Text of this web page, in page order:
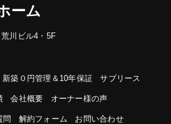
ーム
川ビル4・5F
新築０円管理＆10年保証 サブリース
会社概要 オーナー様の声
問 解約フォーム お問い合わせ